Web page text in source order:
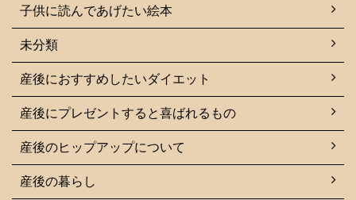
子供に読んであげたい絵本
未分類
産後におすすめしたいダイエット
産後にプレゼントすると喜ばれるもの
産後のヒップアップについて
産後の暮らし